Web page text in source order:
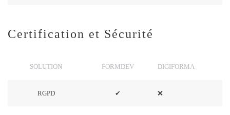
Certification et Sécurité
SOLUTION FORMDEV DIGIFORMA
RGPD ✔ ❌